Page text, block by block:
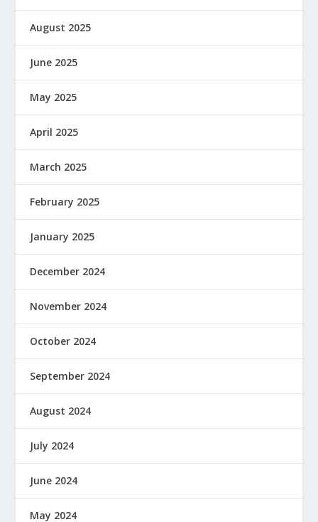
August 2025
June 2025
May 2025
April 2025
March 2025
February 2025
January 2025
December 2024
November 2024
October 2024
September 2024
August 2024
July 2024
June 2024
May 2024